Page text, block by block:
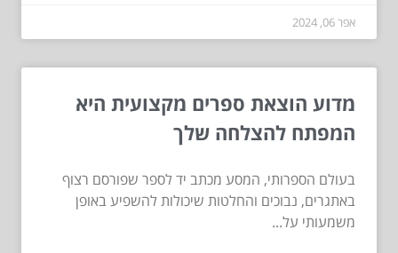
אפר 06, 2024
מדוע הוצאת ספרים מקצועית היא
המפתח להצלחה שלך
בעולם הספרותי, המסע מכתב יד לספר שפורסם רצוף
באתגרים, נבוכים והחלטות שיכולות להשפיע באופן
משמעותי על...